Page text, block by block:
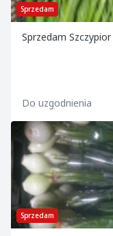
Sprzedam
Sprzedam
Do uzgodnienia
Sprzedam